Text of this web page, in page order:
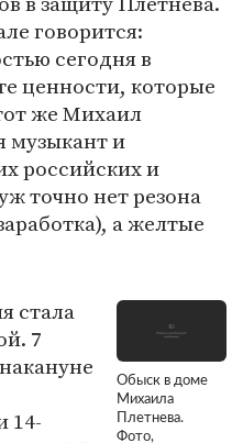
говорится:
сегодня в
ценности, которые
же Михаил
музыкант и
российских и
точно нет резона
а желтые
Обыск в доме
Михаила
Плетнева.
Фото,
стала
7
14-